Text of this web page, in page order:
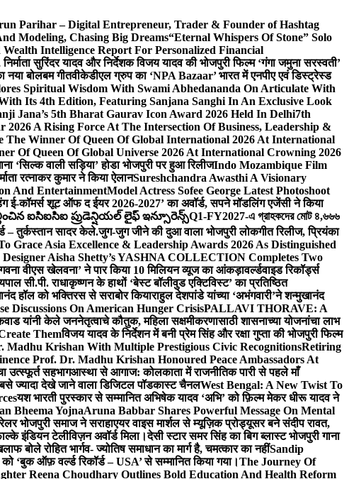
Parihar – Digital Entrepreneur, Trader & Founder of Hashtag
Modeling, Chasing Big Dreams“Eternal Whispers Of Stone” Solo
Intelligence Report For Personalized Financial
सुरिंदर यादव और निर्देशक विजय यादव की भोजपुरी फिल्म ‘गंगा जमुना सरस्वती’
नया बोलबम गीतवीकेडीएल ग्रुप का ‘NPA Bazaar’ भारत में एनपीए एवं डिस्ट्रेस्ड
Spiritual Wisdom With Swami Abhedananda On Articulate With
Its 4th Edition, Featuring Sanjana Sanghi In An Exclusive Look
Jana’s 5th Bharat Gaurav Icon Award 2026 Held In Delhi7th
2026 A Rising Force At The Intersection Of Business, Leadership &
The Winner Of Queen Of Global International 2026 At International
Of Queen Of Global Universe 2026 At International Crowning 2026
‘सिल्क वाली सड़िया’ होडा भोजपुरी पर हुआ रिलीजIndo Mozambique Film
रत्नाकर कुमार ने किया ऐलानSureshchandra Awasthi A Visionary
And EntertainmentModel Actress Sofee George Latest Photoshoot
ई-कॉमर्स शूट ऑफ द ईयर 2026-2027’ का अवॉर्ड, सपने मॉडलिंग एजेंसी ने किया
ఐసిఐసిఐ ప్రుడెన్షియల్ లైఫ్ ఇన్సూరెన్స్Q1-FY2027-এ গ্রাহকদের মোট ৪,৬৬৬
– तुर्कस्तान सादर केले.जुग-जुग जीने की दुआ वाला भोजपुरी लोकगीत रिलीज, प्रियंका
Grace Asia Excellence & Leadership Awards 2026 As Distinguished
Designer Aisha Shetty’s YASHNA COLLECTION Completes Two
वीएस खेलवना’ ने पार किया 10 मिलियन व्यूज का आंकड़ावर्ल्डवाइड रिकॉर्ड्स
सी.पी. राधाकृष्णन के हाथों ‘बेस्ट बॉलीवुड एक्टिविस्ट’ का प्रतिष्ठित
हॉल को भक्तिरस से सराबोर कियाराहुल देशपांडे यांच्या ‘अभंगवारी’ने शन्मुखानंद
Discussions On American Hunger CrisisPALLAVI THORAVE: A
यांनी केले जननेतृत्वाचे कौतुक, महिला सक्षमीकरणासाठी शासनाच्या योजनांचा लाभ
Themविजय यादव के निर्देशन में बनी प्रेम सिंह और रक्षा गुप्ता की भोजपुरी फिल्म
Madhu Krishan With Multiple Prestigious Civic RecognitionsRetiring
Prof. Dr. Madhu Krishan Honoured Peace Ambassadors At
उत्स्फूर्त सहभागआस्था से आगाज: कोलकाता में राजनीतिक पारी से पहले माँ
ज्यादा देखे जाने वाला डिजिटल पॉडकास्ट चैनलWest Bengal: A New Twist To
यश भारती पुरस्कार से सम्मानित अभिषेक यादव ‘अभि’ को फ़िल्म मेकर धीरू यादव ने
Bheema YojnaAruna Babbar Shares Powerful Message On Mental
भोजपुरी समाज ने सराहाएयर वाइस मार्शल से म्यूज़िक प्रोड्यूसर बने संदीप रावत,
इंडियन टेलीविज़न अवॉर्ड मिला।देसी स्टार समर सिंह का बिग ब्लास्ट भोजपुरी गाना
बोले रोहित भार्गव- ज्योतिष समाधान का मार्ग है, चमत्कार का नहींSandip
‘बुक ऑफ़ वर्ल्ड रिकॉर्ड – USA’ से सम्मानित किया गया।The Journey Of
Reena Choudhary Outlines Bold Education And Health Reform